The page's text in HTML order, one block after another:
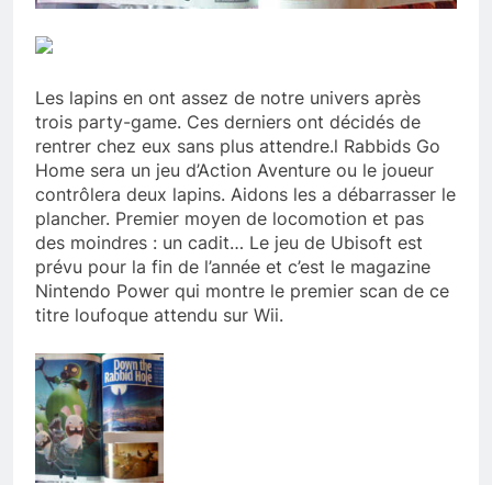
Les lapins en ont assez de notre univers après
trois party-game. Ces derniers ont décidés de
rentrer chez eux sans plus attendre.l Rabbids Go
Home sera un jeu d’Action Aventure ou le joueur
contrôlera deux lapins. Aidons les a débarrasser le
plancher. Premier moyen de locomotion et pas
des moindres : un cadit… Le jeu de Ubisoft est
prévu pour la fin de l’année et c’est le magazine
Nintendo Power qui montre le premier scan de ce
titre loufoque attendu sur Wii.